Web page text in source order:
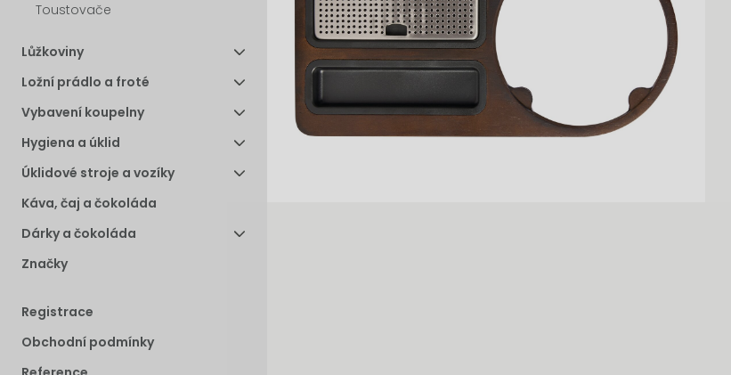
Toustovače
Lůžkoviny
Ložní prádlo a froté
Vybavení koupelny
Hygiena a úklid
Úklidové stroje a vozíky
Káva, čaj a čokoláda
Dárky a čokoláda
Značky
Registrace
Obchodní podmínky